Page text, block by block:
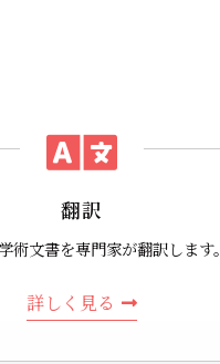
翻訳
術文書を専門家が翻訳します。
詳しく見る